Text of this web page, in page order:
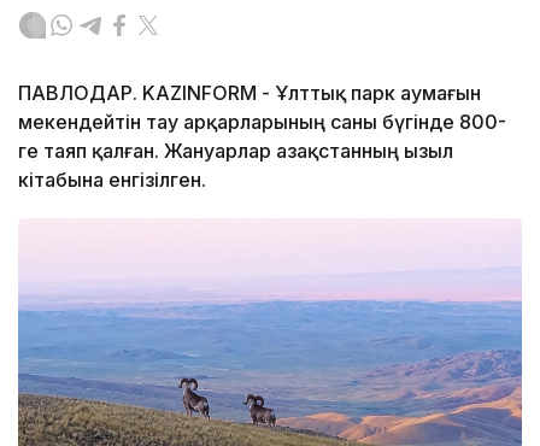
ПАВЛОДАР. KAZINFORM - Ұлттық парк аумағын
мекендейтін тау арқарларының саны бүгінде 800-
ге таяп қалған. Жануарлар Қазақстанның Қызыл
кітабына енгізілген.